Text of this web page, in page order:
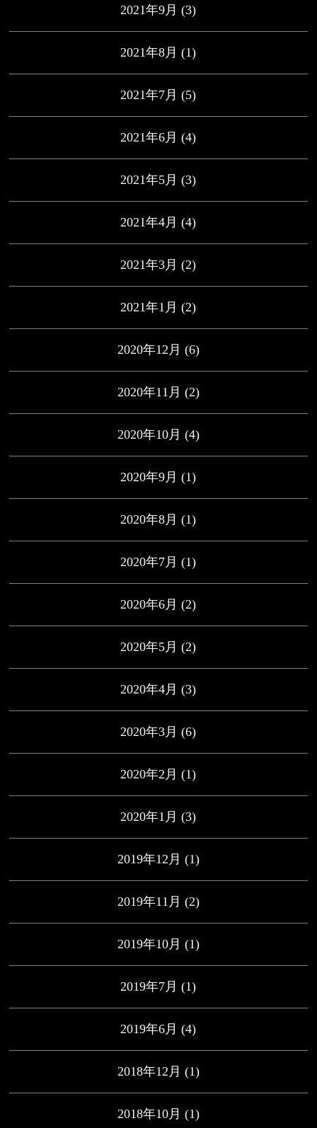
2021年9月 (3)
2021年8月 (1)
2021年7月 (5)
2021年6月 (4)
2021年5月 (3)
2021年4月 (4)
2021年3月 (2)
2021年1月 (2)
2020年12月 (6)
2020年11月 (2)
2020年10月 (4)
2020年9月 (1)
2020年8月 (1)
2020年7月 (1)
2020年6月 (2)
2020年5月 (2)
2020年4月 (3)
2020年3月 (6)
2020年2月 (1)
2020年1月 (3)
2019年12月 (1)
2019年11月 (2)
2019年10月 (1)
2019年7月 (1)
2019年6月 (4)
2018年12月 (1)
2018年10月 (1)